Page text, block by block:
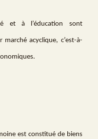
et à l’éducation sont
acyclique, c’est-à-
est constitué de biens